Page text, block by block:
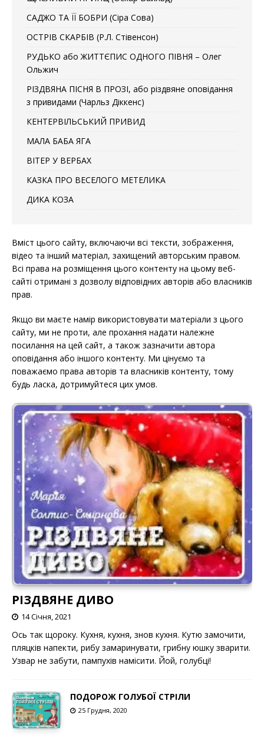
САДЖО ТА ЇЇ БОБРИ (Сіра Сова)
ОСТРІВ СКАРБІВ (Р.Л. Стівенсон)
РУДЬКО або ЖИТТЄПИС ОДНОГО ПІВНЯ – Олег
Ольжич
РІЗДВЯНА ПІСНЯ В ПРОЗІ, або різдвяне оповідання
з привидами (Чарльз Діккенс)
КЕНТЕРВІЛЬСЬКИЙ ПРИВИД
МАЛА БАБА ЯГА
ВІТЕР У ВЕРБАХ
КАЗКА ПРО ВЕСЕЛОГО МЕТЕЛИКА
ДИКА КОЗА
Вміст цього сайту, включаючи всі тексти, зображення,
відео та інший матеріал, захищений авторським правом.
Всі права на розміщення цього контенту на цьому веб-
сайті отримані з дозволу відповідних авторів або власників
прав.
Якщо ви маєте намір використовувати матеріали з цього
сайту, ми не проти, але прохання надати належне
посилання на цей сайт, а також зазначити автора
оповідання або іншого контенту. Ми цінуємо та
поважаємо права авторів та власників контенту, тому
будь ласка, дотримуйтеся цих умов.
РІЗДВЯНЕ ДИВО
14 Січня, 2021
Ось так щороку. Кухня, кухня, знов кухня. Кутю замочити,
пляцків напекти, рибу замаринувати, грибну юшку зварити.
Узвар не забути, пампухів намісити. Йой, голубці!
ПОДОРОЖ ГОЛУБОЇ СТРІЛИ
25 Грудня, 2020